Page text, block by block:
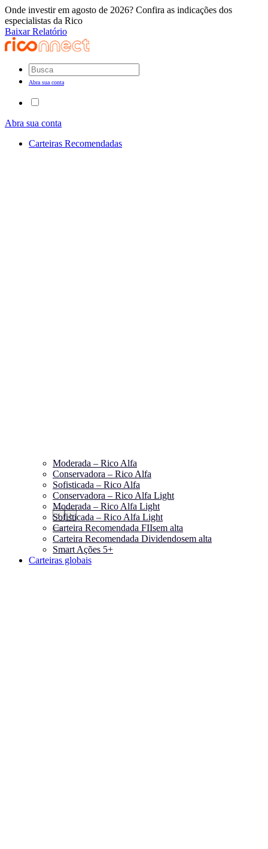
Onde investir em agosto de 2026? Confira as indicações dos
especialistas da Rico
Baixar Relatório
Abra sua conta
Abra sua conta
Carteiras Recomendadas
‹ ›
Moderada – Rico Alfa
Conservadora – Rico Alfa
Sofisticada – Rico Alfa
Conservadora – Rico Alfa Light
Moderada – Rico Alfa Light
Sofisticada – Rico Alfa Light
Carteira Recomendada FIIsem alta
Carteira Recomendada Dividendosem alta
Smart Ações 5+
Carteiras globais